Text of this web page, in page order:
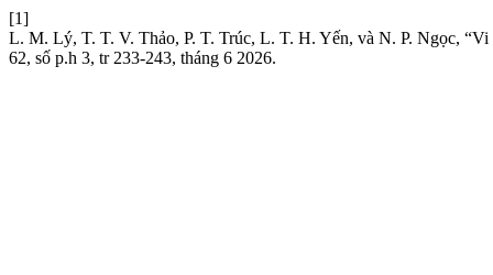
[1]
L. M. Lý, T. T. V. Thảo, P. T. Trúc, L. T. H. Yến, và N. P. Ngọc,
62, số p.h 3, tr 233-243, tháng 6 2026.